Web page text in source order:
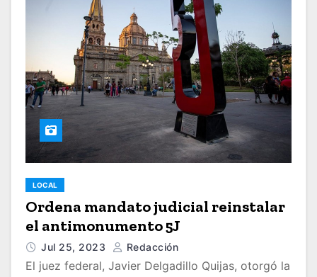
LOCAL
Ordena mandato judicial reinstalar
el antimonumento 5J
Jul 25, 2023 Redacción
El juez federal, Javier Delgadillo Quijas, otorgó la